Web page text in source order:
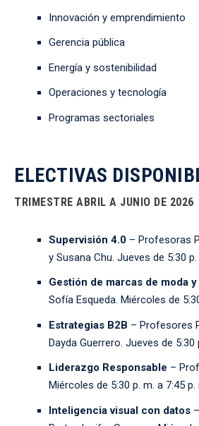
Innovación y emprendimiento
Gerencia pública
Energía y sostenibilidad
Operaciones y tecnología
Programas sectoriales
ELECTIVAS
TRIMESTRE ABRIL A JUNIO DE 2026
Supervisión 4.0 – Profesoras
y Susana Chu.Jueves de 5:30
Gestión de marcas de moda
Sofía Esqueda. Miércoles de
Estrategias B2B – Profesores
Dayda Guerrero.Jueves de 5:30
Liderazgo Responsable –
Miércoles de 5:30 p. m. a 7:45 p.
Inteligencia visual con datos